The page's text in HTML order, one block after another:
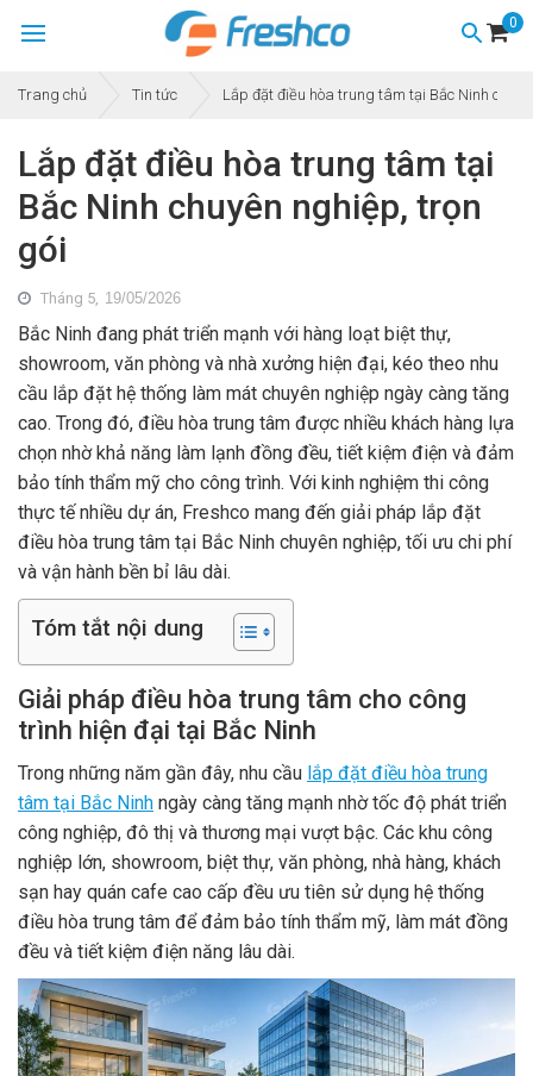
Trang chủ Tin tức Lắp đặt điều hòa trung tâm tại Bắc Ninh
Lắp đặt điều hòa trung tâm tại
Bắc Ninh chuyên nghiệp, trọn
gói
Tháng 5, 19/05/2026
Bắc Ninh đang phát triển mạnh với hàng loạt biệt thự,
showroom, văn phòng và nhà xưởng hiện đại, kéo theo nhu
cầu lắp đặt hệ thống làm mát chuyên nghiệp ngày càng tăng
cao. Trong đó, điều hòa trung tâm được nhiều khách hàng lựa
chọn nhờ khả năng làm lạnh đồng đều, tiết kiệm điện và đảm
bảo tính thẩm mỹ cho công trình. Với kinh nghiệm thi công
thực tế nhiều dự án, Freshco mang đến giải pháp lắp đặt
điều hòa trung tâm tại Bắc Ninh chuyên nghiệp, tối ưu chi phí
và vận hành bền bỉ lâu dài.
Tóm tắt nội dung
Giải pháp điều hòa trung tâm cho công
trình hiện đại tại Bắc Ninh
Trong những năm gần đây, nhu cầu lắp đặt điều hòa trung
tâm tại Bắc Ninh ngày càng tăng mạnh nhờ tốc độ phát triển
công nghiệp, đô thị và thương mại vượt bậc. Các khu công
nghiệp lớn, showroom, biệt thự, văn phòng, nhà hàng, khách
sạn hay quán cafe cao cấp đều ưu tiên sử dụng hệ thống
điều hòa trung tâm để đảm bảo tính thẩm mỹ, làm mát đồng
đều và tiết kiệm điện năng lâu dài.
0